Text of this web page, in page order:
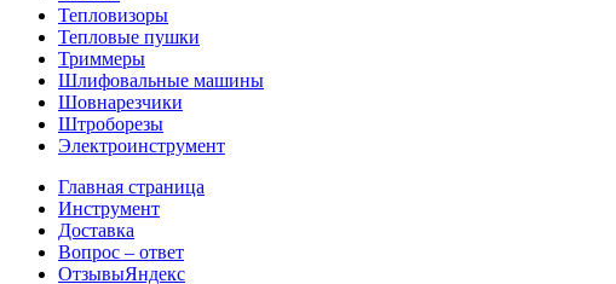
Тепловизоры
Тепловые пушки
Триммеры
Шлифовальные машины
Шовнарезчики
Штроборезы
Электроинструмент
Главная страница
Инструмент
Доставка
Вопрос – ответ
ОтзывыЯндекс